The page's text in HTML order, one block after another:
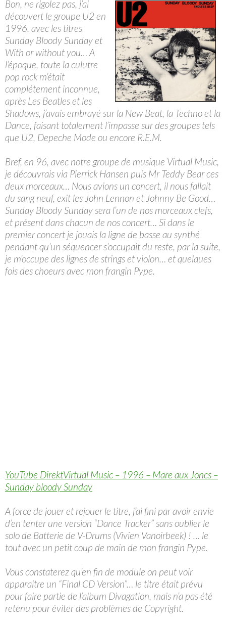
Bon, ne rigolez pas, j’ai
découvert le groupe U2 en
1996, avec les titres
Sunday Bloody Sunday et
With or without you… A
l’époque, toute la culutre
pop rock m’était
complétement inconnue,
après Les Beatles et les
Shadows, j’avais embrayé sur la New Beat, la Techno et la
Dance, faisant totalement l’impasse sur des groupes tels
que U2, Depeche Mode ou encore R.E.M.
Bref, en 96, avec notre groupe de musique Virtual Music,
je découvrais via Pierrick Hansen puis Mr Teddy Bear ces
deux morceaux… Nous avions un concert, il nous fallait
du sang neuf, exit les John Lennon et Johnny Be Good…
Sunday Bloody Sunday sera l’un de nos morceaux clefs,
et présent dans chacun de nos concert… Si dans le
premier concert je jouais la ligne de basse au synthé
pendant qu’un séquencer s’occupait du reste, par la suite,
je m’occupe des lignes de strings et violon… et quelques
fois des choeurs avec mon frangin Pype.
YouTube DirektVirtual Music – 1996 – Mare aux Joncs –
Sunday bloody Sunday
A force de jouer et rejouer le titre, j’ai fini par avoir envie
d’en tenter une version “Dance Tracker” sans oublier le
solo de Batterie de V-Drums (Vivien Vanoirbeek) ! … le
tout avec un petit coup de main de mon frangin Pype.
Vous constaterez qu’en fin de module on peut voir
apparaitre un “Final CD Version”… le titre était prévu
pour faire partie de l’album Divagation, mais n’a pas été
retenu pour éviter des problèmes de Copyright.